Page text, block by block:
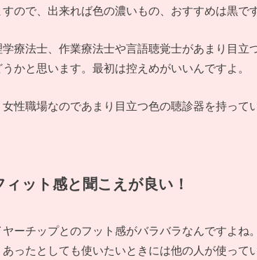
ので、出来れば色の濃いもの、おすすめは黒です
療法士、作業療法士や言語聴覚士があまり目立
かと思います。最初は控えめがいいんですよ。
性職場なのであまり目立つ色の聴診器を持って
ット感と聞こえが良い！
ーチップとのフット感がバラバラなんですよね
ったとしても使いたいときには他の人が使って